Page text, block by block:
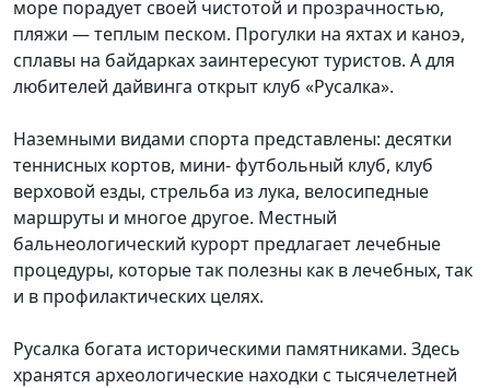
море порадует своей чистотой и прозрачностью,
пляжи — теплым песком. Прогулки на яхтах и каноэ,
сплавы на байдарках заинтересуют туристов. А для
любителей дайвинга открыт клуб «Русалка».
Наземными видами спорта представлены: десятки
теннисных кортов, мини- футбольный клуб, клуб
верховой езды, стрельба из лука, велосипедные
маршруты и многое другое. Местный
бальнеологический курорт предлагает лечебные
процедуры, которые так полезны как в лечебных, так
и в профилактических целях.
Русалка богата историческими памятниками. Здесь
хранятся археологические находки с тысячелетней